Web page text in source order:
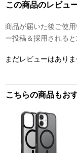
この商品のレビュ
商品が届いた後ご使用
ー投稿＆採用されると
まだレビューはあり
こちらの商品もお